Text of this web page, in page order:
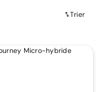
Trier